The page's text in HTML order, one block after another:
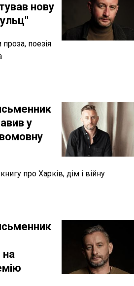
нову
поезія
у
про Харків, дім і війну
на